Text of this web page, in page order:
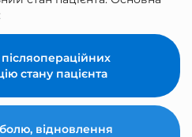
стану пацієнта
відновлення